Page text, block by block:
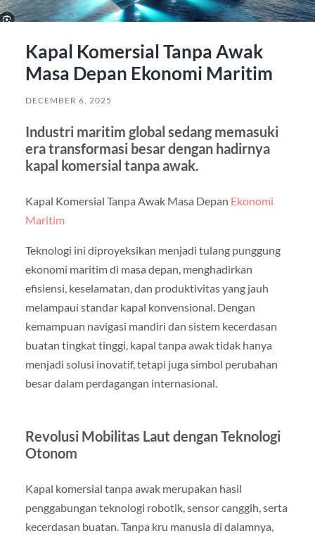
Kapal Komersial Tanpa Awak
Masa Depan Ekonomi Maritim
DECEMBER 6, 2025
Industri maritim global sedang memasuki
era transformasi besar dengan hadirnya
kapal komersial tanpa awak.
Kapal Komersial Tanpa Awak Masa Depan Ekonomi
Maritim
Teknologi ini diproyeksikan menjadi tulang punggung
ekonomi maritim di masa depan, menghadirkan
efisiensi, keselamatan, dan produktivitas yang jauh
melampaui standar kapal konvensional. Dengan
kemampuan navigasi mandiri dan sistem kecerdasan
buatan tingkat tinggi, kapal tanpa awak tidak hanya
menjadi solusi inovatif, tetapi juga simbol perubahan
besar dalam perdagangan internasional.
Revolusi Mobilitas Laut dengan Teknologi
Otonom
Kapal komersial tanpa awak merupakan hasil
penggabungan teknologi robotik, sensor canggih, serta
kecerdasan buatan. Tanpa kru manusia di dalamnya,